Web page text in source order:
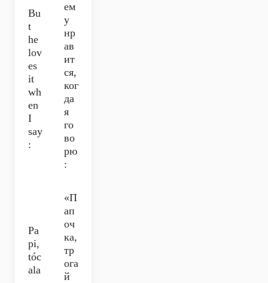
Bu
t
he
lov
es
it
wh
en
I
say
:
ем
у
нр
ав
ит
ся,
ког
да
я
го
во
рю
:
Pa
pi,
tóc
ala
«П
ап
оч
ка,
тр
ога
й